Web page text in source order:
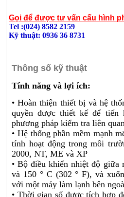
Gọi để được tư vấn cấu hình
Tel :(024) 8582 2159
Kỹ thuật: 0936 36 8731
Thông số kỹ thuật
Tính năng và lợi ích:
• Hoàn thiện thiết bị và hệ
quyền được thiết kế để tiến
phương pháp kiểm tra liên quan
• Hệ thống phần mềm mạnh
tính hoạt động trong môi
2000, NT, ME và XP
• Bộ điều khiển nhiệt độ giữa
và 150 ° C (302 ° F), và
với một máy làm lạnh bên
• Thời gian số được tích hợp